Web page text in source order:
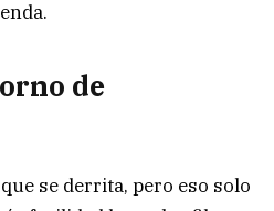
de
se derrita, pero eso solo